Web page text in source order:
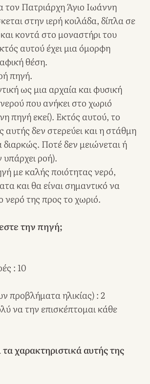
τον Πατριάρχη Άγιο Ιωάννη
στην ιερή κοιλάδα, δίπλα σε
κοντά στο μοναστήρι του
αυτού έχει μια όμορφη
θέση.
πηγή.
ως μια αρχαία και φυσική
που ανήκει στο χωριό
πηγή εκεί). Εκτός αυτού, το
αυτής δεν στερεύει και η στάθμη
διαρκώς. Ποτέ δεν μειώνεται ή
υπάρχει ροή).
με καλής ποιότητας νερό,
και θα είναι σημαντικό να
νερό της προς το χωριό.
την πηγή;
: 10
προβλήματα ηλικίας) : 2
να την επισκέπτομαι κάθε
τα χαρακτηριστικά αυτής της